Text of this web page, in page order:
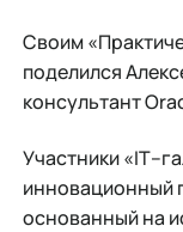
Своим
поделился
консультант
Участники
инновационный
основанный на